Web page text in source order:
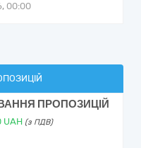
00:00
ПРОПОЗИЦІЙ
UAH (з ПДВ)